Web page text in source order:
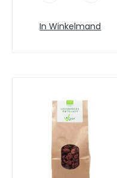
In Winkelmand